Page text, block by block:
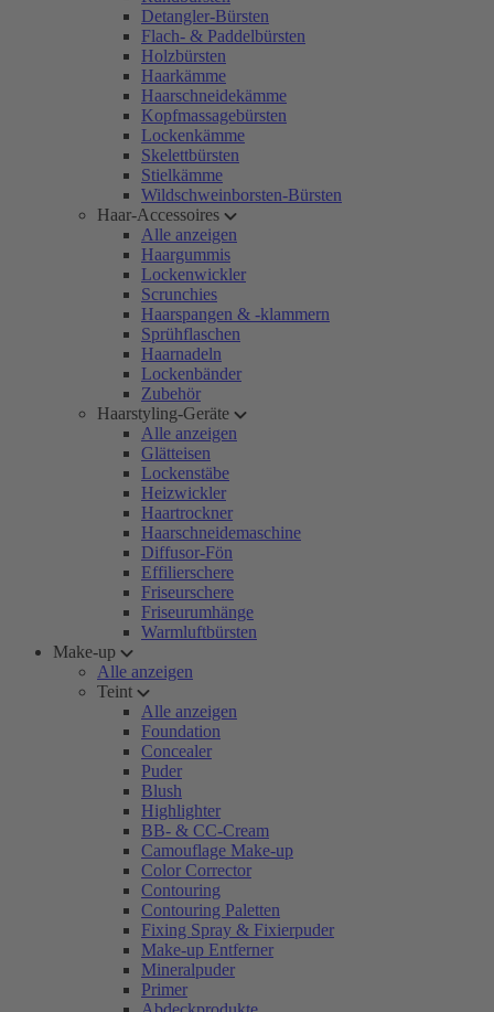
Detangler-Bürsten
Flach- & Paddelbürsten
Holzbürsten
Haarkämme
Haarschneidekämme
Kopfmassagebürsten
Lockenkämme
Skelettbürsten
Stielkämme
Wildschweinborsten-Bürsten
Haar-Accessoires
Alle anzeigen
Haargummis
Lockenwickler
Scrunchies
Haarspangen & -klammern
Sprühflaschen
Haarnadeln
Lockenbänder
Zubehör
Haarstyling-Geräte
Alle anzeigen
Glätteisen
Lockenstäbe
Heizwickler
Haartrockner
Haarschneidemaschine
Diffusor-Fön
Effilierschere
Friseurschere
Friseurumhänge
Warmluftbürsten
Make-up
Alle anzeigen
Teint
Alle anzeigen
Foundation
Concealer
Puder
Blush
Highlighter
BB- & CC-Cream
Camouflage Make-up
Color Corrector
Contouring
Contouring Paletten
Fixing Spray & Fixierpuder
Make-up Entferner
Mineralpuder
Primer